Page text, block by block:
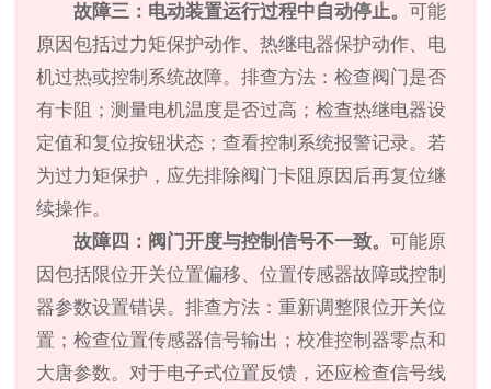
故障三：电动装置运行过程中自动停止。
可能
原因包括过力矩保护动作、热继电器保护动作、电
机过热或控制系统故障。排查方法：检查阀门是否
有卡阻；测量电机温度是否过高；检查热继电器设
定值和复位按钮状态；查看控制系统报警记录。若
为过力矩保护，应先排除阀门卡阻原因后再复位继
续操作。
故障四：阀门开度与控制信号不一致。
可能原
因包括限位开关位置偏移、位置传感器故障或控制
器参数设置错误。排查方法：重新调整限位开关位
置；检查位置传感器信号输出；校准控制器零点和
大唐参数。对于电子式位置反馈，还应检查信号线